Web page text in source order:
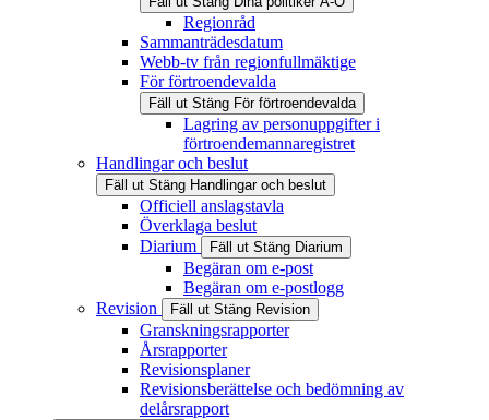
Regionråd
Sammanträdesdatum
Webb-tv från regionfullmäktige
För förtroendevalda
Fäll ut Stäng För förtroendevalda
Lagring av personuppgifter i
förtroendemannaregistret
Handlingar och beslut
Fäll ut Stäng Handlingar och beslut
Officiell anslagstavla
Överklaga beslut
Diarium
Fäll ut Stäng Diarium
Begäran om e-post
Begäran om e-postlogg
Revision
Fäll ut Stäng Revision
Granskningsrapporter
Årsrapporter
Revisionsplaner
Revisionsberättelse och bedömning av
delårsrapport